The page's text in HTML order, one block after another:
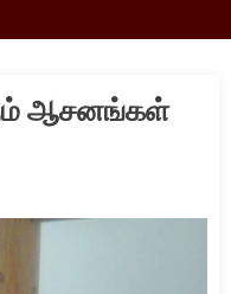
ஆசனங்கள்